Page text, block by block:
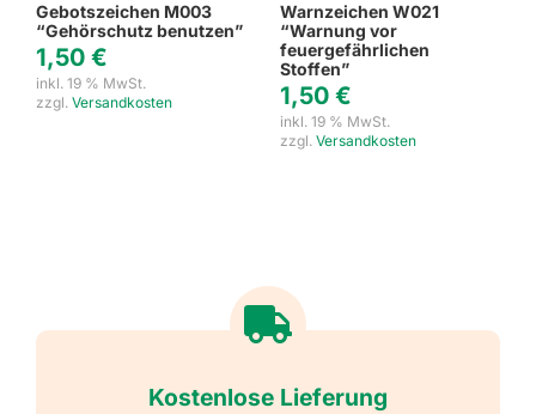
Gebotszeichen M003
“Gehörschutz benutzen”
1,50 €
inkl. 19 % MwSt.
zzgl. Versandkosten
Warnzeichen W021
“Warnung vor
feuergefährlichen
Stoffen”
1,50 €
inkl. 19 % MwSt.
zzgl. Versandkosten
Kostenlose Lieferung